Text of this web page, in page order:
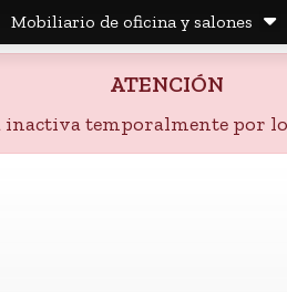
Mobiliario de oficina y salones
ATENCIÓN
inactiva temporalmente por